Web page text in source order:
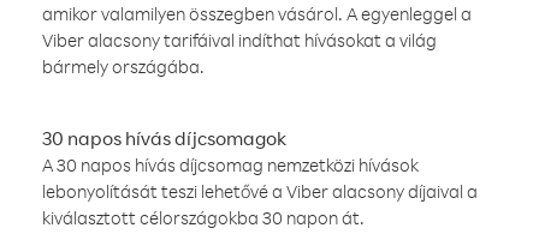
amikor valamilyen összegben vásárol. A egyenleggel a
Viber alacsony tarifáival indíthat hívásokat a világ
bármely országába.
30 napos hívás díjcsomagok
A 30 napos hívás díjcsomag nemzetközi hívások
lebonyolítását teszi lehetővé a Viber alacsony díjaival a
kiválasztott célországokba 30 napon át.